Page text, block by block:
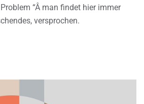
“Â man findet hier immer
versprochen.